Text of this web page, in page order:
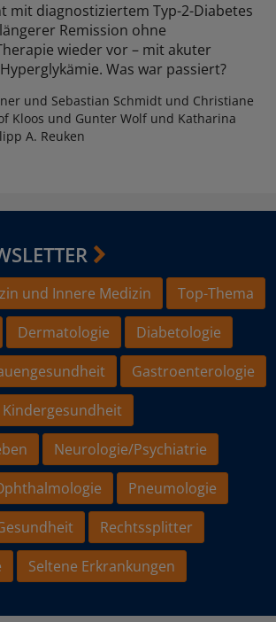
mit diagnostiziertem Typ-2-Diabetes
Remission ohne
wieder vor – mit akuter
Was war passiert?
und Sebastian Schmidt und Christiane
Kloos und Gunter Wolf und Katharina
A. Reuken
und Innere Medizin
Top-Thema
Dermatologie
Diabetologie
Gastroenterologie
Kindergesundheit
Neurologie/Psychiatrie
Pneumologie
Rechtssplitter
Seltene Erkrankungen